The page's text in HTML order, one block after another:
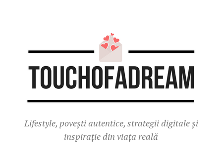
Lifestyle, povești autentice, strategii digitale și
inspirație din viața reală